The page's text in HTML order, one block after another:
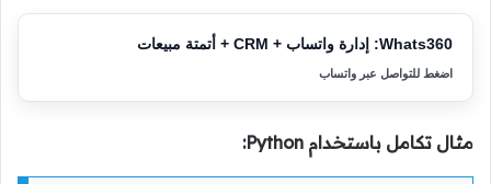
Whats360: إدارة واتساب + CRM + أتمتة مبيعات
اضغط للتواصل عبر واتساب
مثال تكامل باستخدام Python: